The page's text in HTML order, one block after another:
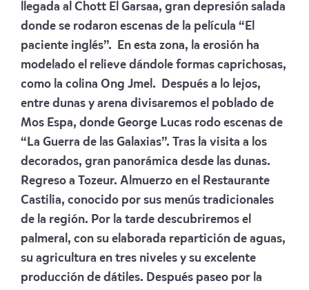
llegada al Chott El Garsaa, gran depresión salada
donde se rodaron escenas de la película “El
paciente inglés”. En esta zona, la erosión ha
modelado el relieve dándole formas caprichosas,
como la colina Ong Jmel. Después a lo lejos,
entre dunas y arena divisaremos el poblado de
Mos Espa, donde George Lucas rodo escenas de
“La Guerra de las Galaxias”. Tras la visita a los
decorados, gran panorámica desde las dunas.
Regreso a Tozeur. Almuerzo en el Restaurante
Castilia, conocido por sus menús tradicionales
de la región. Por la tarde descubriremos el
palmeral, con su elaborada repartición de aguas,
su agricultura en tres niveles y su excelente
producción de dátiles. Después paseo por la